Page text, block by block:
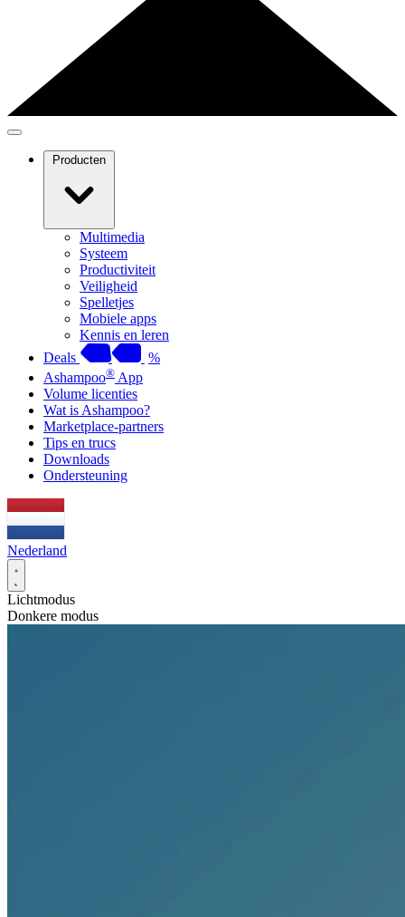
Producten
Multimedia
Systeem
Productiviteit
Veiligheid
Spelletjes
Mobiele apps
Kennis en leren
Deals
%
Ashampoo® App
Volume licenties
Wat is Ashampoo?
Marketplace-partners
Tips en trucs
Downloads
Ondersteuning
Nederland
Lichtmodus
Donkere modus